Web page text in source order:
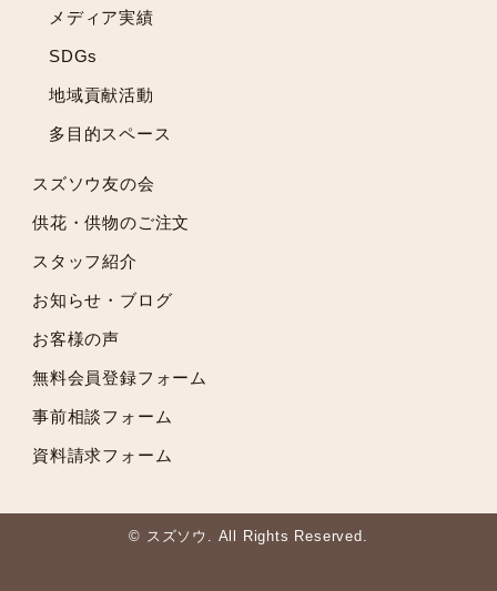
2021年12月
2021年11月
2021年10月
2021年8月
2021年7月
2021年5月
2021年4月
2021年3月
2020年12月
2020年11月
2020年10月
メディア実績
SDGs
地域貢献活動
多目的スペース
スズソウ友の会
供花・供物のご注文
スタッフ紹介
お知らせ・ブログ
お客様の声
無料会員登録フォーム
事前相談フォーム
資料請求フォーム
© スズソウ. All Rights Reserved.